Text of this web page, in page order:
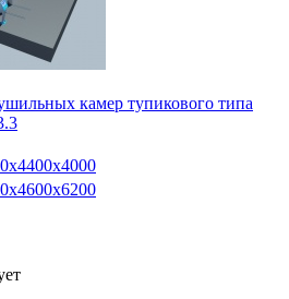
камер тупикового типа